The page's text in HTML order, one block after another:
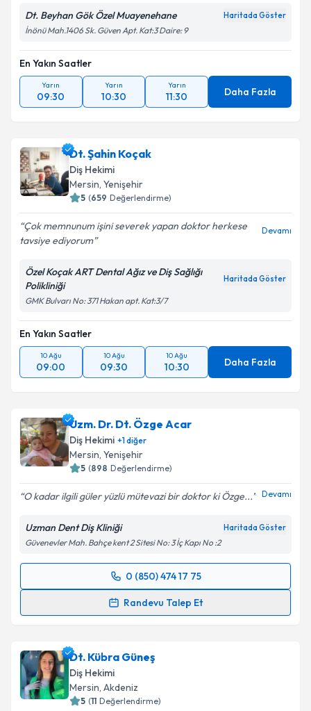
Dt. Beyhan Gök Özel Muayenehane Haritada Göster
İnönü Mah.1406 Sk. Güven Apt. Kat:3 Daire: 9
En Yakın Saatler
Yarın
09:30
Yarın
10:30
Yarın
11:30 Daha Fazla
Dt. Şahin Koçak
Diş Hekimi
Mersin, Yenişehir
5 (659 Değerlendirme)
Çok memnunum işini severek yapan doktor herkese
tavsiye ediyorum
Devamı
Özel Koçak ART Dental Ağız ve Diş Sağlığı
Polikliniği
Haritada Göster
GMK Bulvarı No: 371 Hakan apt. Kat:3/7
En Yakın Saatler
10 Ağu
09:00
10 Ağu
09:30
10 Ağu
10:30 Daha Fazla
Uzm. Dr. Dt. Özge Acar
Diş Hekimi +1diğer
Mersin, Yenişehir
5 (898 Değerlendirme)
O kadar ilgili güler yüzlü mütevazi bir doktor ki Özge... Devamı
Uzman Dent Diş Kliniği Haritada Göster
Güvenevler Mah. Bahçe kent 2 Sitesi No: 3 İç Kapı No :2
0 (850) 474 17 75
Randevu Talep Et
Randevu Takvimi Talebi
takvim hazırlandığında e-posta ile bilgilendireceğiz.
E-posta Adresiniz
Dt. Kübra Güneş
Diş Hekimi
Mersin, Akdeniz
5 (11 Değerlendirme)